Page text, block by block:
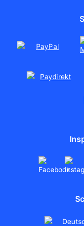
Soziales
Partnerschaften